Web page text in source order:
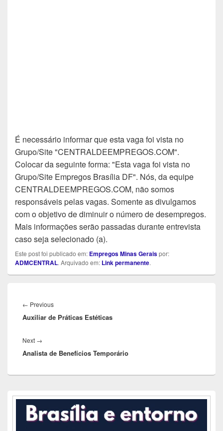
É necessário informar que esta vaga foi vista no
Grupo/Site "CENTRALDEEMPREGOS.COM".
Colocar da seguinte forma: "Esta vaga foi vista no
Grupo/Site Empregos Brasília DF". Nós, da equipe
CENTRALDEEMPREGOS.COM, não somos
responsáveis pelas vagas. Somente as divulgamos
com o objetivo de diminuir o número de desempregos.
Mais informações serão passadas durante entrevista
caso seja selecionado (a).
Este post foi publicado em: Empregos Minas Geraispor:
ADMCENTRAL. Arquivado em: Link permanente.
de
Post
← PreviousPrevious
post:
Auxiliar de Práticas Estéticas
Next →
post:
Analista de Benefícios Temporário
Área